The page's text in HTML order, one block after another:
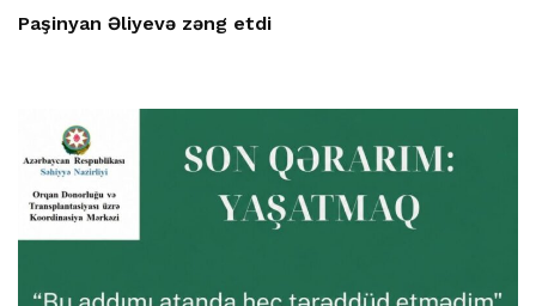
Paşinyan Əliyevə zəng etdi